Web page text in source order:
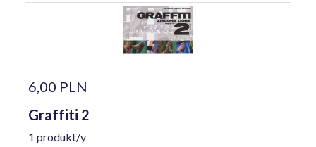
6,00 PLN
Graffiti 2
1 produkt/y